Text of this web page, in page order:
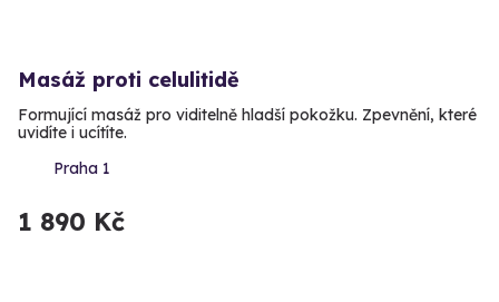
Masáž proti celulitidě
Formující masáž pro viditelně hladší pokožku. Zpevnění, které
uvidíte i ucítíte.
Praha 1
1 890 Kč